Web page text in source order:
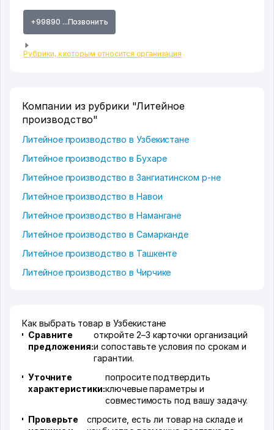
+99890 ...Позвонить
Рубрики, к которым относится организация
Компании из рубрики "Литейное
производство"
Литейное производство в Узбекистане
Литейное производство в Бухаре
Литейное производство в Зангиатинском р-не
Литейное производство в Навои
Литейное производство в Намангане
Литейное производство в Самарканде
Литейное производство в Ташкенте
Литейное производство в Чирчике
Как выбрать товар в Узбекистане
Сравните
предложения:
откройте 2–3 карточки организаций
и сопоставьте условия по срокам и
гарантии.
Уточните
характеристики:
попросите подтвердить
ключевые параметры и
совместимость под вашу задачу.
Проверьте
спросите, есть ли товар на складе и